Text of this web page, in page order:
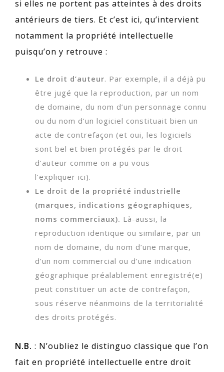
si elles ne portent pas atteintes à des droits
antérieurs de tiers. Et c’est ici, qu’intervient
notamment la propriété intellectuelle
puisqu’on y retrouve :
Le droit d’auteur. Par exemple, il a déjà pu
être jugé que la reproduction, par un nom
de domaine, du nom d’un personnage connu
ou du nom d’un logiciel constituait bien un
acte de contrefaçon (et oui, les logiciels
sont bel et bien protégés par le droit
d’auteur comme on a pu vous
l’expliquer ici).
Le droit de la propriété industrielle
(marques, indications géographiques,
noms commerciaux). Là-aussi, la
reproduction identique ou similaire, par un
nom de domaine, du nom d’une marque,
d’un nom commercial ou d’une indication
géographique préalablement enregistré(e)
peut constituer un acte de contrefaçon,
sous réserve néanmoins de la territorialité
des droits protégés.
N.B. : N’oubliez le distinguo classique que l’on
fait en propriété intellectuelle entre droit